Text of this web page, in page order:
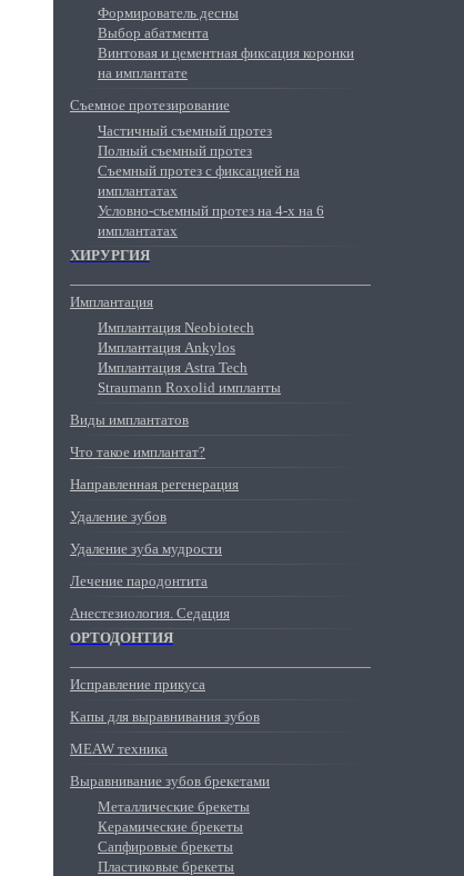
Формирователь десны
Выбор абатмента
Винтовая и цементная фиксация коронки
на имплантате
Съемное протезирование
Частичный съемный протез
Полный съемный протез
Съемный протез с фиксацией на
имплантатах
Условно-съемный протез на 4-х на 6
имплантатах
ХИРУРГИЯ
Имплантация
Имплантация Neobiotech
Имплантация Ankylos
Имплантация Astra Tech
Straumann Roxolid импланты
Виды имплантатов
Что такое имплантат?
Направленная регенерация
Удаление зубов
Удаление зуба мудрости
Лечение пародонтита
Анестезиология. Седация
ОРТОДОНТИЯ
Исправление прикуса
Капы для выравнивания зубов
MEAW техника
Выравнивание зубов брекетами
Металлические брекеты
Керамические брекеты
Сапфировые брекеты
Пластиковые брекеты